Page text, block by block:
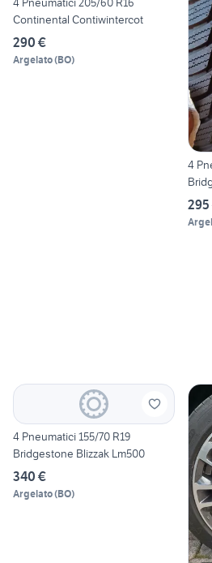
Continental Contiwintercot
290 €
Argelato(BO)
4
295
4 Pneumatici 155/70 R19
Bridgestone Blizzak Lm500
340 €
Argelato(BO)